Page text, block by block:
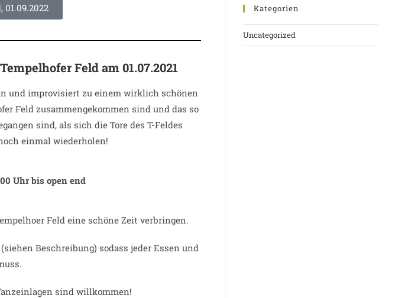
Feld am 01.07.2021
und improvisiert zu einem wirklich schönen
Feld zusammengekommen sind und das so
sind, als sich die Tore des T-Feldes
einmal wiederholen!
Uhr bis open end
Feld eine schöne Zeit verbringen.
Beschreibung) sodass jeder Essen und
sind willkommen!
Kategorien
Uncategorized